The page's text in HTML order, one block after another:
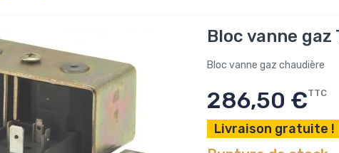
Bloc vanne gaz
Bloc vanne gaz chaudière
286,50 €TTC
Livraison gratuite !